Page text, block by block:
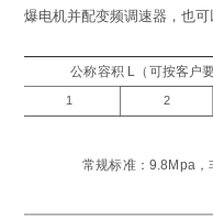
爆电机并配变频调速器，也可
公称容积 L（可按客户
1 2
常规标准：9.8Mpa